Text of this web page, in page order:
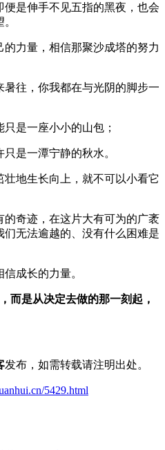
是伸手不见五指的黑夜，也会
力量，相信那聚沙成塔的努力
往，你我都在与光阴的脚步一
是一座小小的山包；
是一潭宁静的秋水。
地生长向上，就不可以小看它
奇迹，在这片大有可为的广袤
无法逾越的、没有什么困难是
成长的力量。
而是从决定去做的那一刻起，
发布，如需转载请注明出处。
5429.html